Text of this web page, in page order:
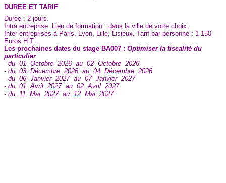
DUREE ET TARIF
Durée : 2 jours.
Intra entreprise. Lieu de formation : dans la ville de votre choix.
Inter entreprises à Paris, Lyon, Lille, Lisieux. Tarif par personne : 1 150
Euros H.T.
Les prochaines dates du stage BA007 : Optimiser la fiscalité du
particulier
- du 01 Octobre 2026 au 02 Octobre 2026
- du 03 Décembre 2026 au 04 Décembre 2026
- du 06 Janvier 2027 au 07 Janvier 2027
- du 01 Avril 2027 au 02 Avril 2027
- du 11 Mai 2027 au 12 Mai 2027